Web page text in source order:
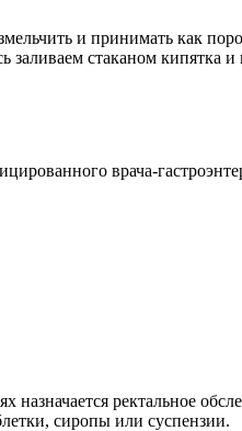
и принимать как
стаканом
врача-
ректальное
сиропы или суспензии.